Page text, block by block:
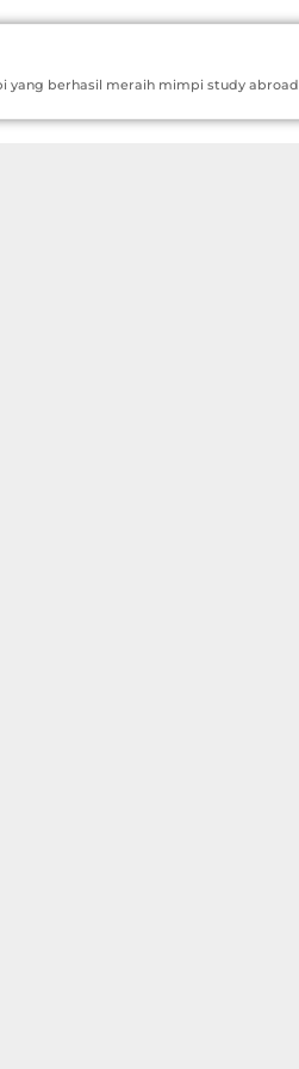
yang berhasil meraih mimpi study abroad